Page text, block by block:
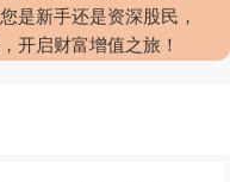
是新手还是资深股民，
开启财富增值之旅！